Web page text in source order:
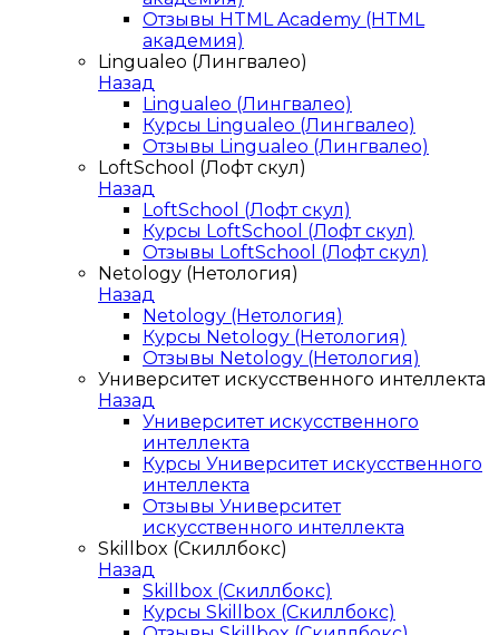
Отзывы HTML Academy (HTML
академия)
Lingualeo (Лингвалео)
Назад
Lingualeo (Лингвалео)
Курсы Lingualeo (Лингвалео)
Отзывы Lingualeo (Лингвалео)
LoftSchool (Лофт скул)
Назад
LoftSchool (Лофт скул)
Курсы LoftSchool (Лофт скул)
Отзывы LoftSchool (Лофт скул)
Netology (Нетология)
Назад
Netology (Нетология)
Курсы Netology (Нетология)
Отзывы Netology (Нетология)
Университет искусственного интеллекта
Назад
Университет искусственного
интеллекта
Курсы Университет искусственного
интеллекта
Отзывы Университет
искусственного интеллекта
Skillbox (Скиллбокс)
Назад
Skillbox (Скиллбокс)
Курсы Skillbox (Скиллбокс)